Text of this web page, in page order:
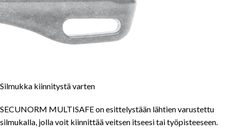
Silmukka kiinnitystä varten
SECUNORM MULTISAFE on esittelystään lähtien varustettu
silmukalla, jolla voit kiinnittää veitsen itseesi tai työpisteeseen.